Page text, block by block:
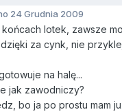
24 Grudnia 2009
końcach lotek, zawsze
za cynk, nie
na halę...
jak zawodniczy?
bo ja po prostu mam